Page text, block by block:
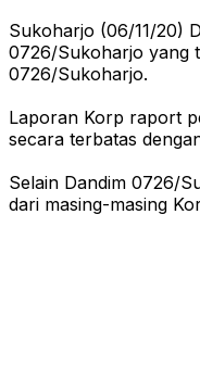
Sukoharjo (06/11/20)
0726/Sukoharjo yang
0726/Sukoharjo.
Laporan Korp raport
secara terbatas
Selain Dandim 0726/
dari masing-masing